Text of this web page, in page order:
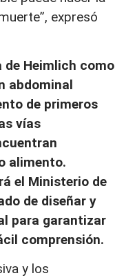
expresó
de Heimlich como
abdominal
de primeros
vías
alimento.
el Ministerio de
de diseñar y
para garantizar
comprensión.
y los